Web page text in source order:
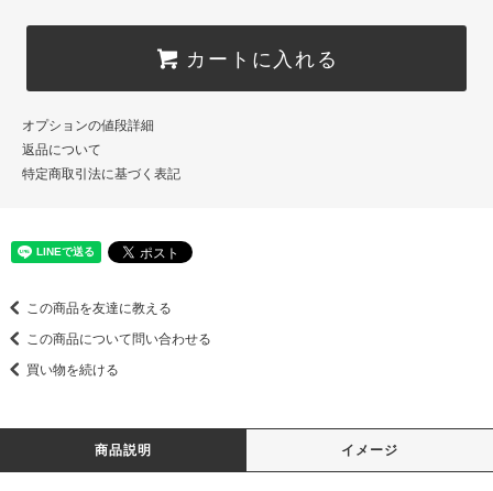
カートに入れる
オプションの値段詳細
返品について
特定商取引法に基づく表記
この商品を友達に教える
この商品について問い合わせる
買い物を続ける
商品説明 イメージ